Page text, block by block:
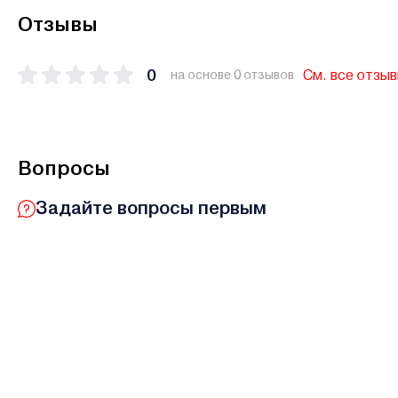
Отзывы
0 на основе 0 отзывов См. все
Вопросы
Задайте вопросы первым